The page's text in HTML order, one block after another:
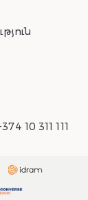
10 311 111